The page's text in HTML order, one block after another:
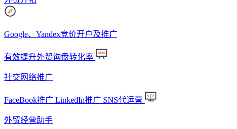
Google、Yandex竞价开户及推广
有效提升外贸询盘转化率
社交网络推广
FaceBook推广 LinkedIn推广 SNS代运营
外贸经营助手